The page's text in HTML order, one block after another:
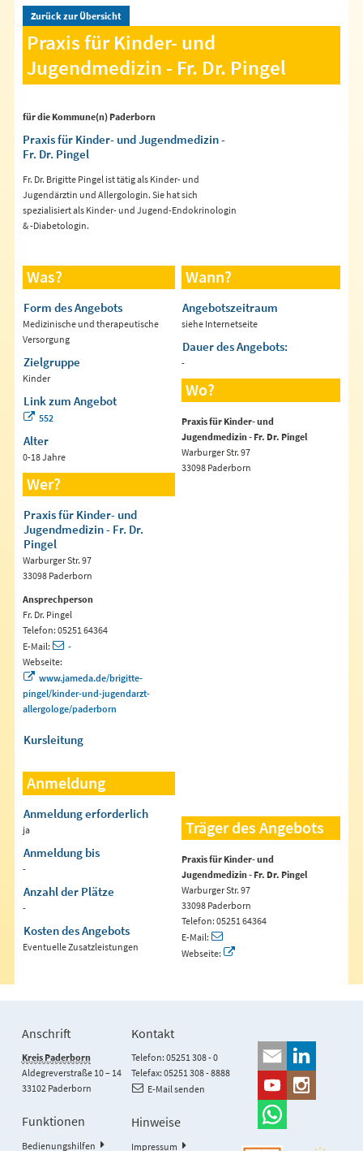
Zurück zur Übersicht
Praxis für Kinder- und
Jugendmedizin - Fr. Dr. Pingel
für die Kommune(n) Paderborn
Praxis für Kinder- und Jugendmedizin -
Fr. Dr. Pingel
Fr. Dr. Brigitte Pingel ist tätig als Kinder- und
Jugendärztin und Allergologin. Sie hat sich
spezialisiert als Kinder- und Jugend-Endokrinologin
& -Diabetologin.
Was?
Form des Angebots
Medizinische und therapeutische
Versorgung
Zielgruppe
Kinder
Link zum Angebot
552
Alter
0-18 Jahre
Wer?
Praxis für Kinder- und
Jugendmedizin - Fr. Dr.
Pingel
Warburger Str. 97
33098 Paderborn
Ansprechperson
Fr. Dr. Pingel
Telefon: 05251 64364
E-Mail:
-
Webseite:
www.jameda.de/brigitte-
pingel/kinder-und-jugendarzt-
allergologe/paderborn
Kursleitung
Anmeldung
Anmeldung erforderlich
ja
Anmeldung bis
-
Anzahl der Plätze
-
Kosten des Angebots
Eventuelle Zusatzleistungen
Wann?
Angebotszeitraum
siehe Internetseite
Dauer des Angebots:
-
Wo?
Praxis für Kinder- und
Jugendmedizin - Fr. Dr. Pingel
Warburger Str. 97
33098 Paderborn
Träger des Angebots
Praxis für Kinder- und
Jugendmedizin - Fr. Dr. Pingel
Warburger Str. 97
33098 Paderborn
Telefon: 05251 64364
E-Mail:
Webseite:
Anschrift
Kreis Paderborn
Aldegreverstraße 10 – 14
33102 Paderborn
Kontakt
Telefon: 05251 308 - 0
Telefax: 05251 308 - 8888
E-Mail senden
Funktionen
Bedienungshilfen
Hinweise
Impressum